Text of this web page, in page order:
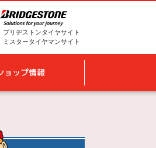
ブリヂストンタイヤサイト
ミスタータイヤマンサイト
ョップ情報